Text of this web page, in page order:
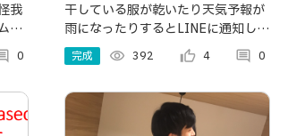
我
で
デ
0
干している服が乾いたり天気予報が
雨になったりするとLINEに通知して
くれる
完成 visibility 392 thumb_up_alt 4 comment 0